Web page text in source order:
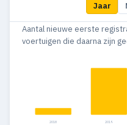
12
2007 16
2004
Jaar
Aantal nieuwe eerste
voertuigen die daarna zijn
2018 2019